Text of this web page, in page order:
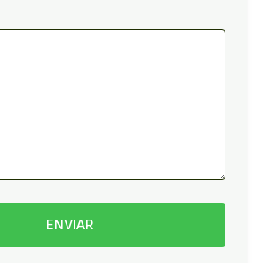
ENVIAR